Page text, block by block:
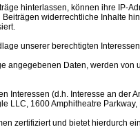
hinterlassen, können ihre IP-
widerrechtliche Inhalte
unserer berechtigten
angegebenen Daten, werden
Interessen (d.h. Interesse an der
LLC, 1600 Amphitheatre
zertifiziert und bietet hierdurch